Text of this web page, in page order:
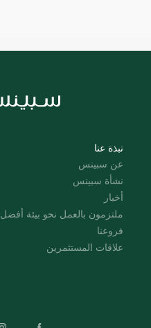
نبذة عنا
عن سبينس
نشأة سبينس
أخبار
ملتزمون بالعمل نحو بيئة أفضل
فروعنا
علاقات المستثمرين